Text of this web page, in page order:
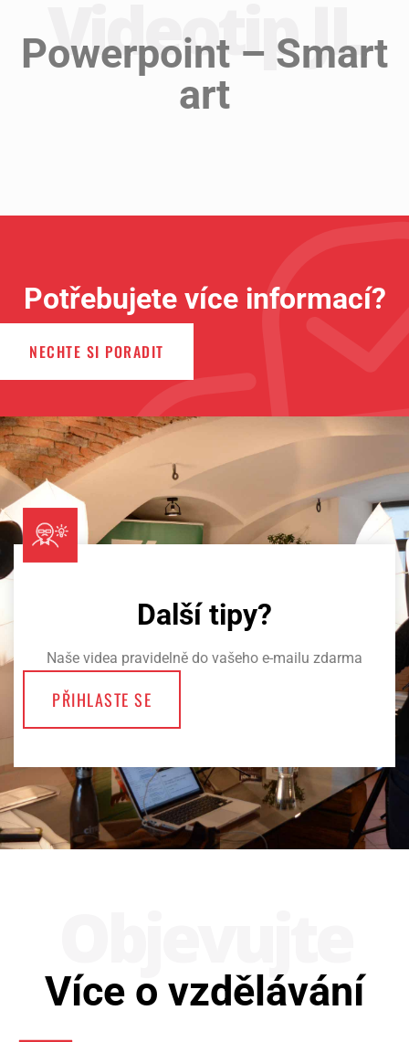
Videotip JL
Powerpoint – Smart
art
Potřebujete více informací?
NECHTE SI PORADIT
Další tipy?
Naše videa pravidelně do vašeho e-mailu zdarma
PŘIHLASTE SE
Více o vzdělávání